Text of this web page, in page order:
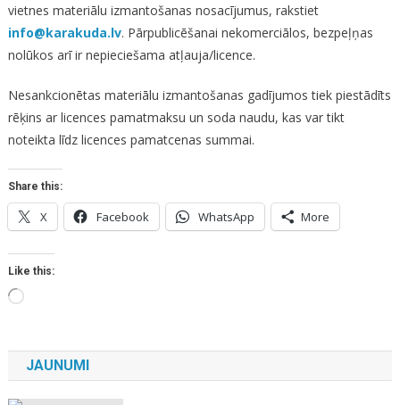
vietnes materiālu izmantošanas nosacījumus, rakstiet
info@karakuda.lv. Pārpublicēšanai nekomerciālos, bezpeļņas
nolūkos arī ir nepieciešama atļauja/licence.
Nesankcionētas materiālu izmantošanas gadījumos tiek piestādīts
rēķins ar licences pamatmaksu un soda naudu, kas var tikt
noteikta līdz licences pamatcenas summai.
Share this:
X Facebook WhatsApp More
Like this:
Loading…
JAUNUMI